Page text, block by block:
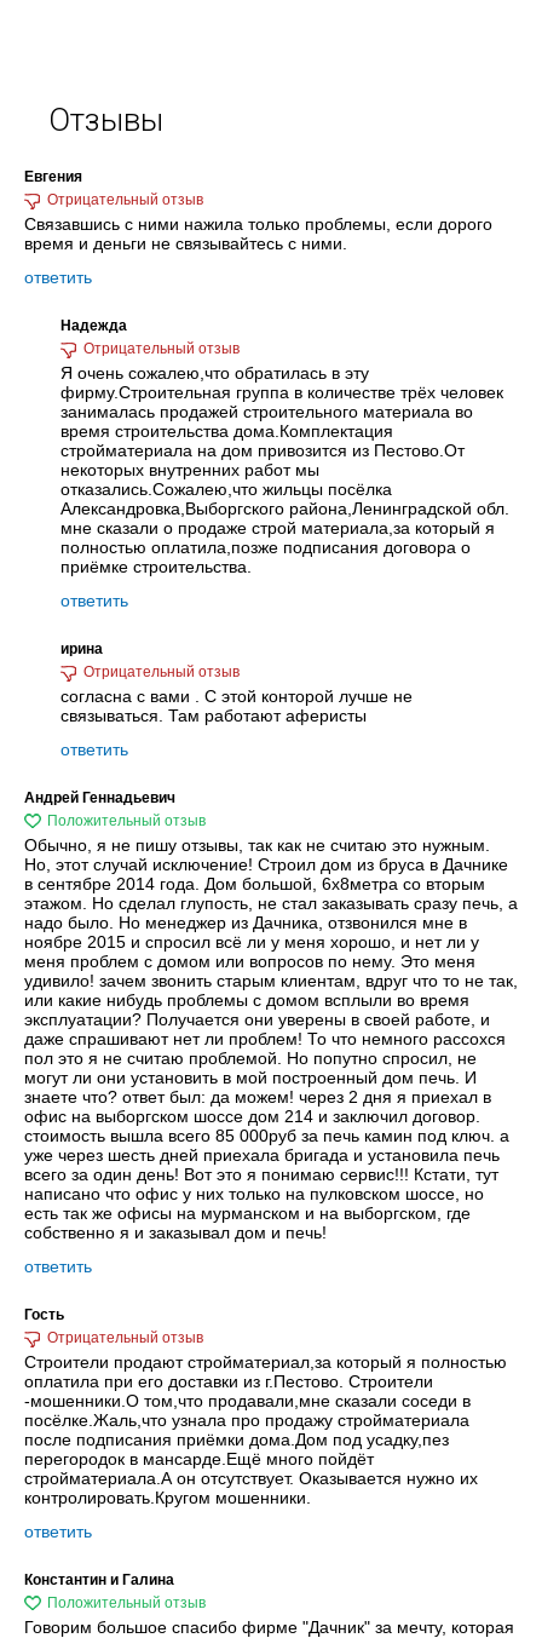
Отзывы
Евгения
Связавшись с ними нажила только проблемы, если дорого
время и деньги не связывайтесь с ними.
ответить
Надежда
Я очень сожалею,что обратилась в эту
фирму.Строительная группа в количестве трёх человек
занималась продажей строительного материала во
время строительства дома.Комплектация
стройматериала на дом привозится из Пестово.От
некоторых внутренних работ мы
отказались.Сожалею,что жильцы посёлка
Александровка,Выборгского района,Ленинградской обл.
мне сказали о продаже строй материала,за который я
полностью оплатила,позже подписания договора о
приёмке строительства.
ответить
ирина
согласна с вами . С этой конторой лучше не
связываться. Там работают аферисты
ответить
Андрей Геннадьевич
Обычно, я не пишу отзывы, так как не считаю это нужным.
Но, этот случай исключение! Строил дом из бруса в Дачнике
в сентябре 2014 года. Дом большой, 6х8метра со вторым
этажом. Но сделал глупость, не стал заказывать сразу печь, а
надо было. Но менеджер из Дачника, отзвонился мне в
ноябре 2015 и спросил всё ли у меня хорошо, и нет ли у
меня проблем с домом или вопросов по нему. Это меня
удивило! зачем звонить старым клиентам, вдруг что то не так,
или какие нибудь проблемы с домом всплыли во время
эксплуатации? Получается они уверены в своей работе, и
даже спрашивают нет ли проблем! То что немного рассохся
пол это я не считаю проблемой. Но попутно спросил, не
могут ли они установить в мой построенный дом печь. И
знаете что? ответ был: да можем! через 2 дня я приехал в
офис на выборгском шоссе дом 214 и заключил договор.
стоимость вышла всего 85 000руб за печь камин под ключ. а
уже через шесть дней приехала бригада и установила печь
всего за один день! Вот это я понимаю сервис!!! Кстати, тут
написано что офис у них только на пулковском шоссе, но
есть так же офисы на мурманском и на выборгском, где
собственно я и заказывал дом и печь!
ответить
Гость
Строители продают стройматериал,за который я полностью
оплатила при его доставки из г.Пестово. Строители
-мошенники.О том,что продавали,мне сказали соседи в
посёлке.Жаль,что узнала про продажу стройматериала
после подписания приёмки дома.Дом под усадку,пез
перегородок в мансарде.Ещё много пойдёт
стройматериала.А он отсутствует. Оказывается нужно их
контролировать.Кругом мошенники.
ответить
Константин и Галина
Говорим большое спасибо фирме "Дачник" за мечту, которая